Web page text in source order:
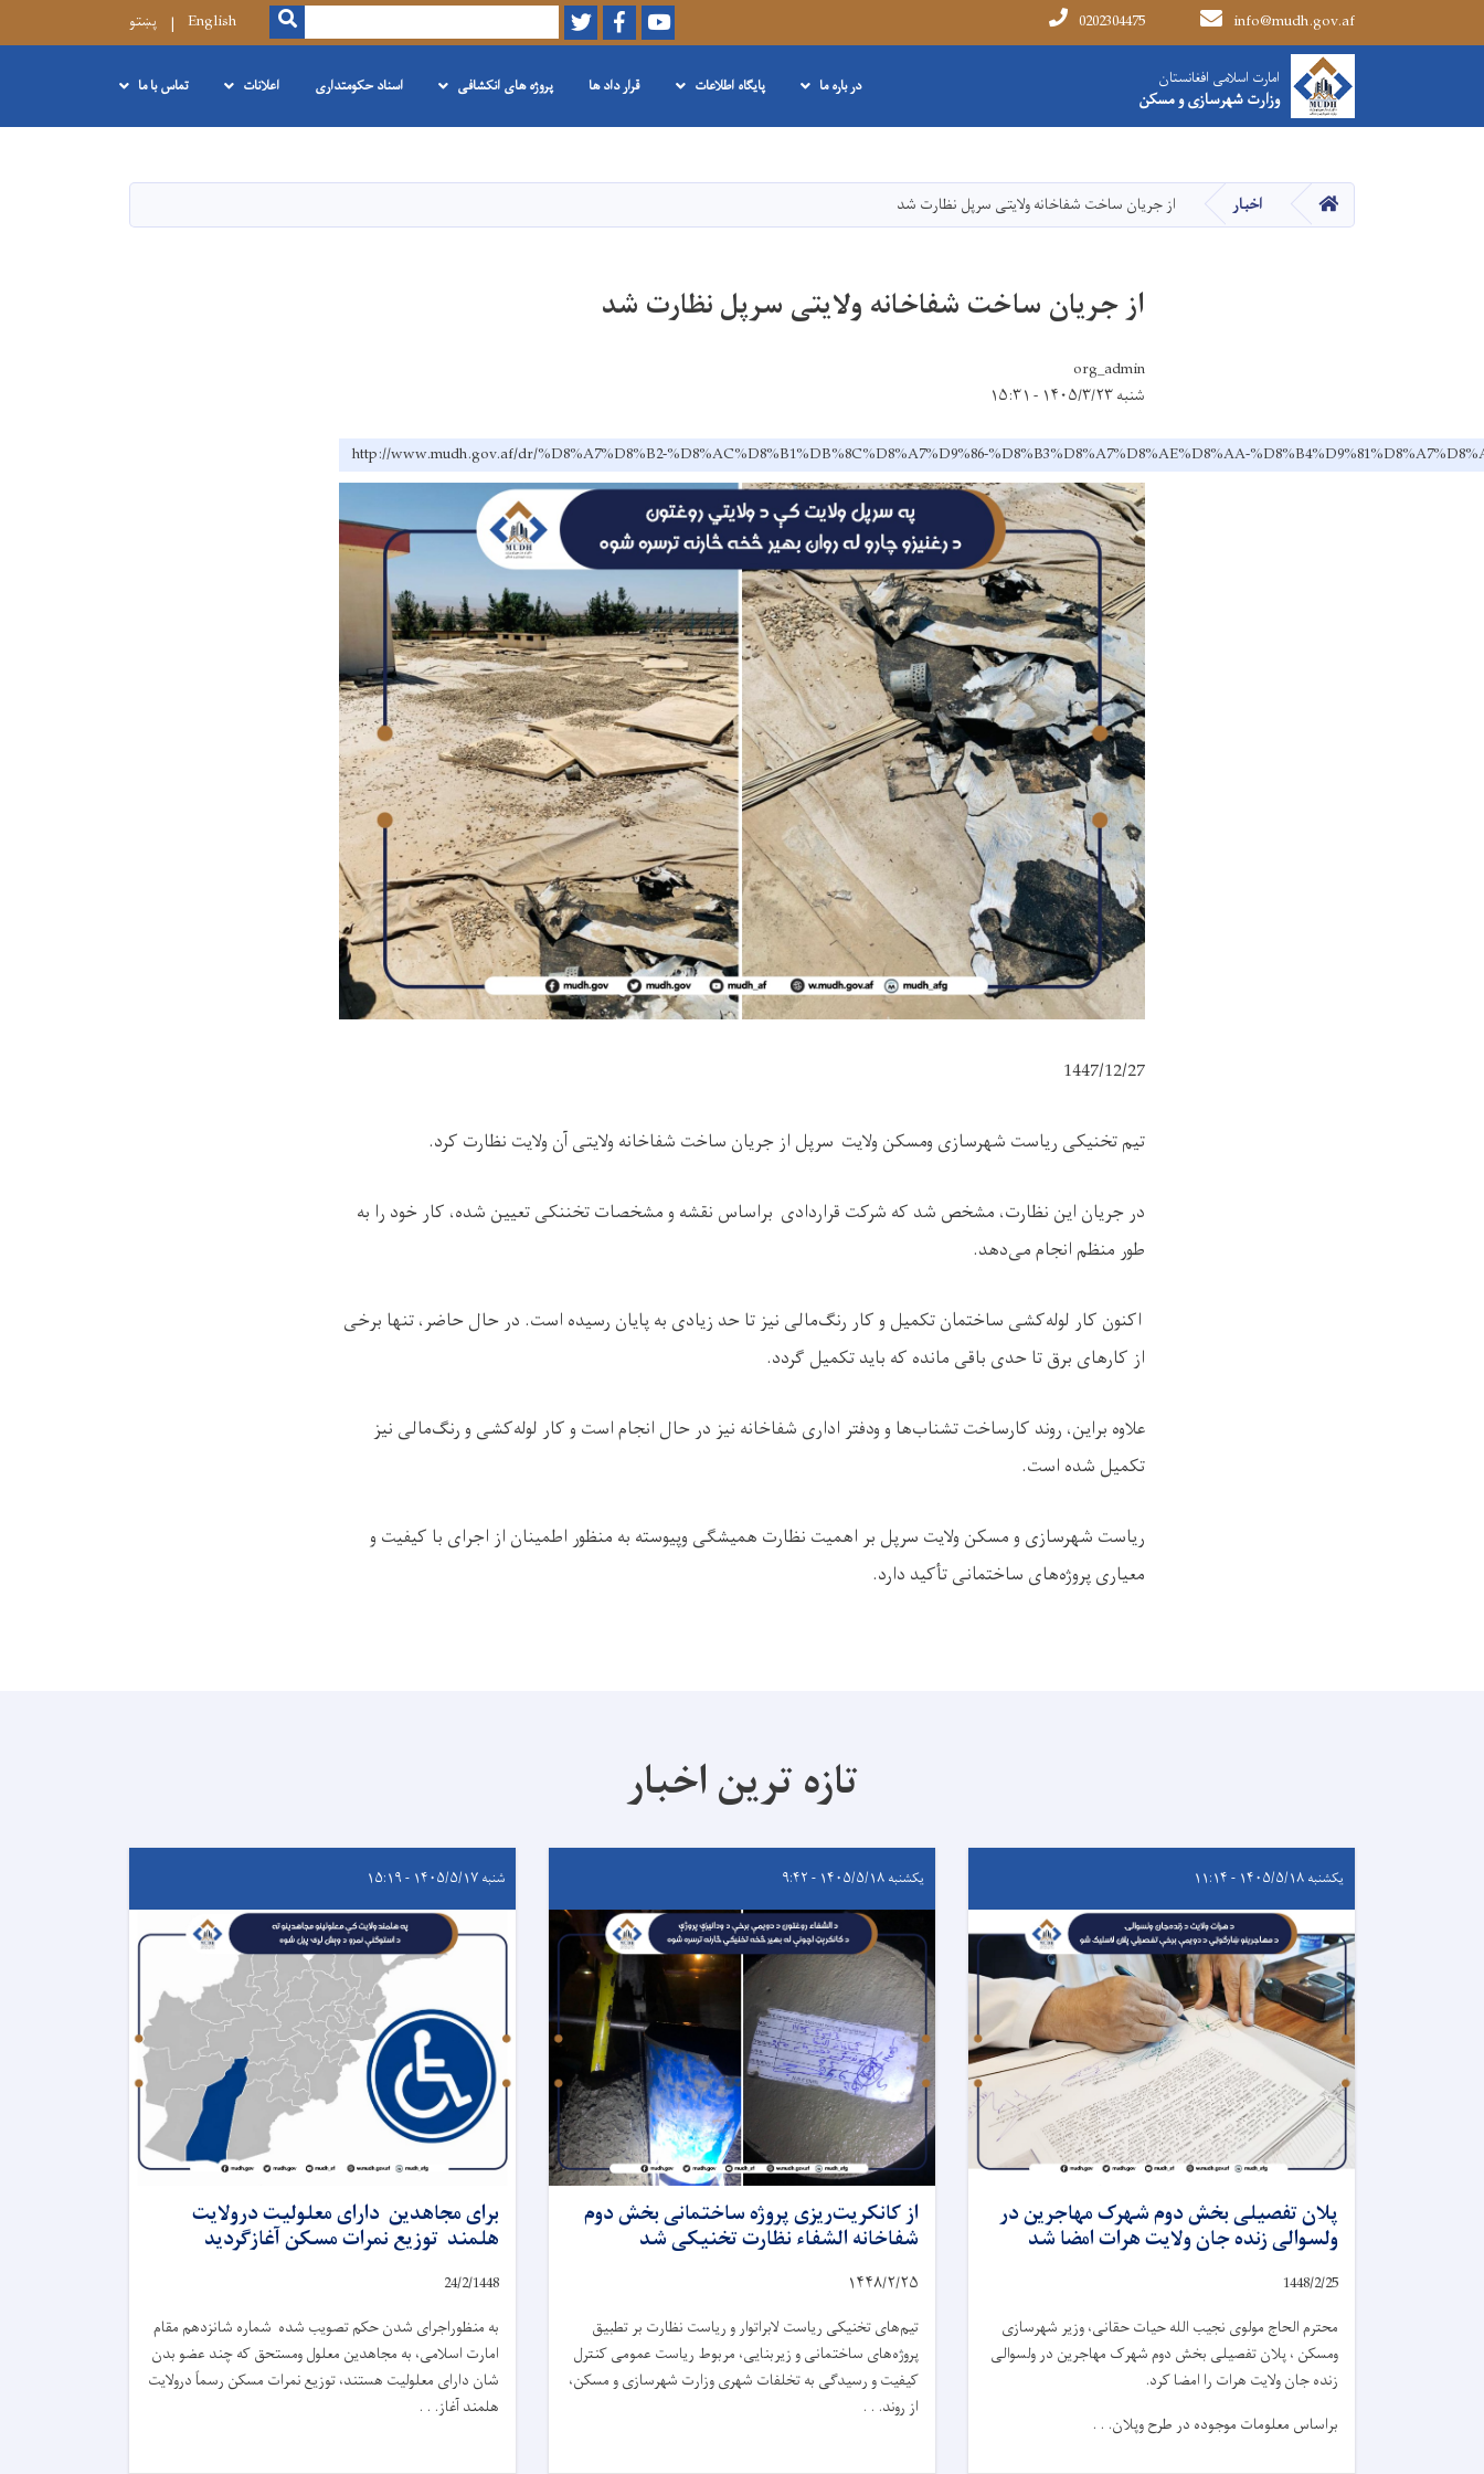
content
امارت اسلامی افغانستان
وزارت شهرسازی و مسکن
info@mudh.gov.af
0202304475
Youtube
Facebook
Twitter
Search
SEARCH
English پښتو
Main navigation
امارت اسلامی افغانستان
وزارت شهرسازی و مسکن در باره ما پایگاه اطلاعات قرار داد ها پروژه های انکشافی اسناد حکومتداری اعلانات تماس با ما
HOME اخبار از جریان ساخت شفاخانه ولایتی سرپل نظارت شد
از جریان ساخت شفاخانه ولایتی سرپل نظارت شد
org_admin
شنبه ۱۴۰۵/۳/۲۳ - ۱۵:۳۱
http://www.mudh.gov.af/dr/%D8%A7%D8%B2-%D8%AC%D8%B1%DB%8C%D8%A7%D9%86-%D8%B3%D8%A7%D8%AE%D8%AA-
1447/12/27
تیم تخنیکی ریاست شهرسازی ومسکن ولایت سرپل از جریان ساخت شفاخانه ولایتی آن ولایت نظارت کرد.
در جریان این نظارت، مشخص شد که شرکت قراردادی براساس نقشه و مشخصات تخننکی تعیین شده، کار خود را به
طور منظم انجام می‌دهد.
اکنون کار لوله‌کشی ساختمان تکمیل و کار رنگ‌مالی نیز تا حد زیادی به پایان رسیده است. در حال حاضر، تنها برخی
از کارهای برق تا حدی باقی مانده که باید تکمیل گردد.
علاوه براین، روند کارساخت تشناب‌ها و ودفتر اداری شفاخانه نیز در حال انجام است و کار لوله‌کشی و رنگ‌مالی نیز
تکمیل شده است.
ریاست شهرسازی و مسکن ولایت سرپل بر اهمیت نظارت همیشگی وپیوسته به منظور اطمینان از اجرای با کیفیت و
معیاری پروژه‌های ساختمانی تأکید دارد.
تازه ترین اخبار
یکشنبه ۱۴۰۵/۵/۱۸ - ۱۱:۱۴
پلان تفصیلی بخش دوم شهرک مهاجرین در
ولسوالی زنده جان ولایت هرات امضا شد
1448/2/25
محترم الحاج مولوی نجیب الله حیات حقانی، وزیر شهرسازی
ومسکن ، پلان تفصیلی بخش دوم شهرک مهاجرین در ولسوالی
زنده جان ولایت هرات را امضا کرد.
براساس معلومات موجوده در طرح وپلان. . .
یکشنبه ۱۴۰۵/۵/۱۸ - ۹:۴۲
از کانکریت‌ریزی پروژه ساختمانی بخش دوم
شفاخانه الشفاء نظارت تخنیکی شد
۱۴۴۸/۲/۲۵
تیم‌های تخنیکی ریاست لابراتوار و ریاست نظارت بر تطبیق
پروژه‌های ساختمانی و زیربنایی، مربوط ریاست عمومی کنترل
کیفیت و رسیدگی به تخلفات شهری وزارت شهرسازی و مسکن،
از روند. . .
شنبه ۱۴۰۵/۵/۱۷ - ۱۵:۱۹
برای مجاهدین دارای معلولیت درولایت
هلمند توزیع نمرات مسکن آغازگردید
24/2/1448
به منظوراجرای شدن حکم تصویب شده شماره شانزدهم مقام
امارت اسلامی، به مجاهدین معلول ومستحق که چند عضو بدن
شان دارای معلولیت هستند، توزیع نمرات مسکن رسماً درولایت
هلمند آغاز. . .